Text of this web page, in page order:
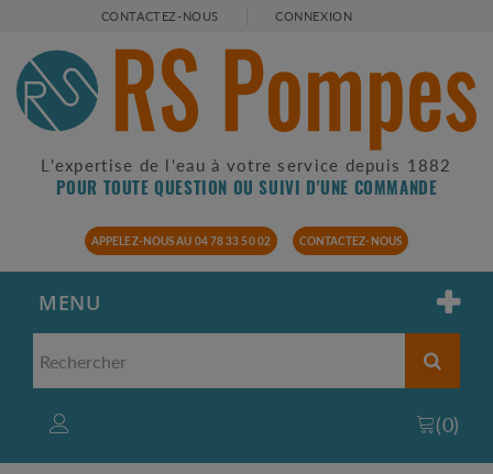
CONTACTEZ-NOUS CONNEXION
L'expertise de l'eau à votre service depuis 1882
POUR TOUTE QUESTION OU SUIVI D'UNE COMMANDE
APPELEZ-NOUS AU 04 78 33 50 02 CONTACTEZ-NOUS
MENU
(0)